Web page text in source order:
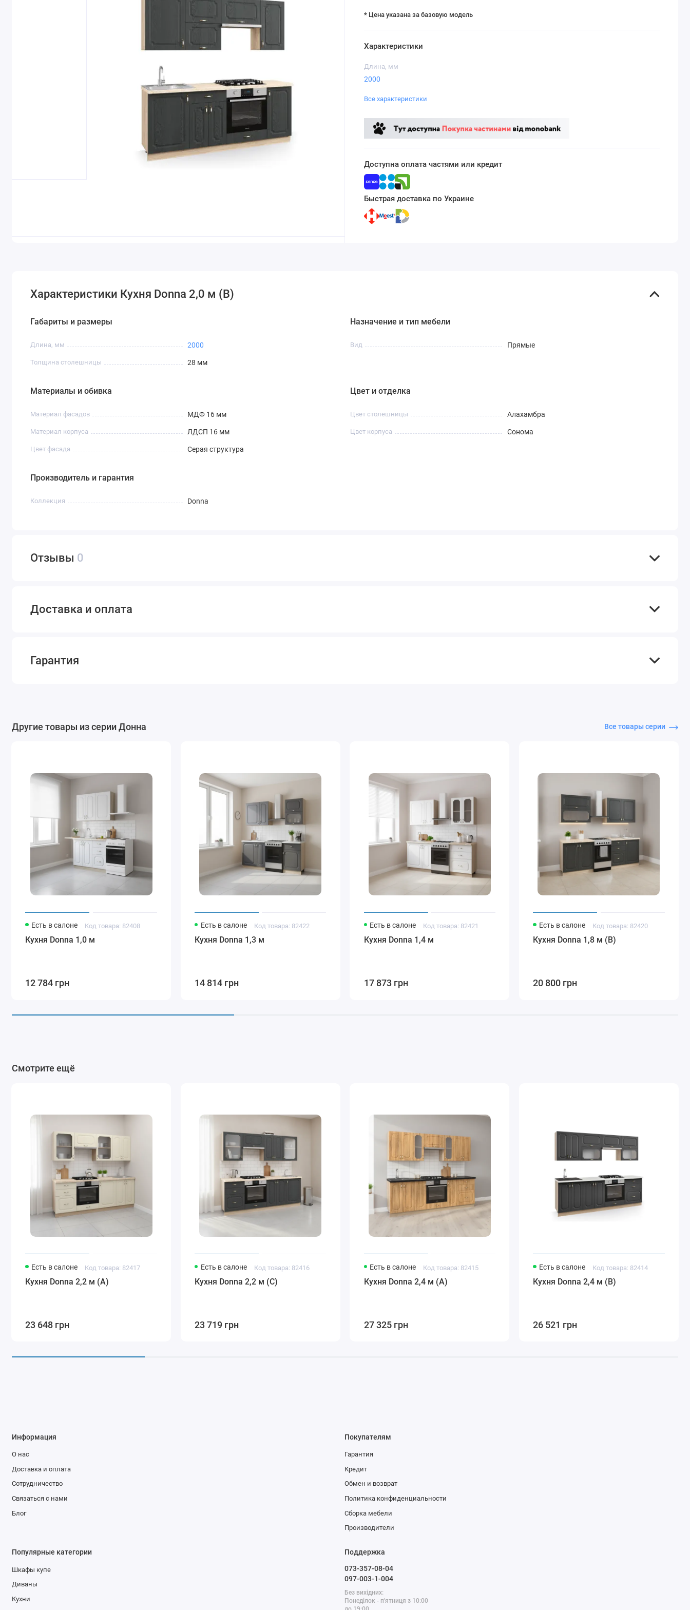
* Цена указана за базовую модель
Характеристики
Длина, мм
2000
Все характеристики
Доступна оплата частями или кредит
Быстрая доставка по Украине
Характеристики Кухня Donna 2,0 м (B)
Габариты и размеры
Длина, мм 2000
Толщина столешницы 28 мм
Назначение и тип мебели
Вид Прямые
Материалы и обивка
Материал фасадов МДФ 16 мм
Материал корпуса ЛДСП 16 мм
Цвет фасада Серая структура
Цвет и отделка
Цвет столешницы Алахамбра
Цвет корпуса Сонома
Производитель и гарантия
Коллекция Donna
Отзывы 0
Доставка и оплата
Гарантия
Другие товары из серии Донна Все товары серии
Есть в салоне Код товара: 82408
Кухня Donna 1,0 м
12 784 грн
Есть в салоне Код товара: 82422
Кухня Donna 1,3 м
14 814 грн
Есть в салоне Код товара: 82421
Кухня Donna 1,4 м
17 873 грн
Есть в салоне Код товара: 82420
Кухня Donna 1,8 м (B)
20 800 грн
Смотрите ещё
Есть в салоне Код товара: 82417
Кухня Donna 2,2 м (A)
23 648 грн
Есть в салоне Код товара: 82416
Кухня Donna 2,2 м (C)
23 719 грн
Есть в салоне Код товара: 82415
Кухня Donna 2,4 м (A)
27 325 грн
Есть в салоне Код товара: 82414
Кухня Donna 2,4 м (B)
26 521 грн
Информация
О нас
Доставка и оплата
Сотрудничество
Связаться с нами
Блог
Покупателям
Гарантия
Кредит
Обмен и возврат
Политика конфиденциальности
Сборка мебели
Производители
Популярные категории
Шкафы купе
Диваны
Кухни
Поддержка
073-357-08-04
097-003-1-004
Без вихідних:
Понеділок - п'ятниця з 10:00